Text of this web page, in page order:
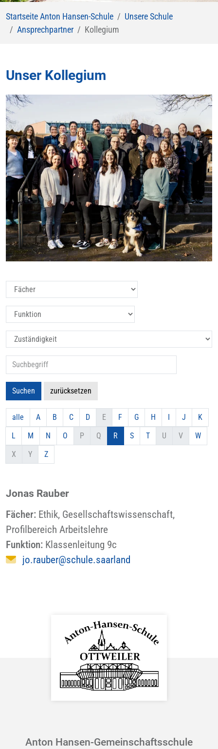
Startseite Anton Hansen-Schule
Unsere Schule
Ansprechpartner
Kollegium
Unser Kollegium
Filtern nach: Fächer_AH
Filtern nach: Funktion_AH
Filtern nach: Zuständigkeit_AH
Suche nach:
Suchen zurücksetzen
alle A B C D E F G H J
K
L
M N O P Q R S T U V
W
X
Y Z
Jonas Rauber
Fächer: Ethik, Gesellschaftswissenschaft,
Profilbereich Arbeitslehre
Funktion: Klassenleitung 9c
jo.rauber@schule.saarland
Anton Hansen-Gemeinschaftsschule